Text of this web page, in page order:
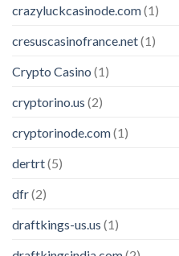
crazyluckcasinode.com(1)
cresuscasinofrance.net(1)
Crypto Casino (1)
cryptorino.us (2)
cryptorinode.com(1)
dertrt(5)
dfr(2)
draftkings-us.us (1)